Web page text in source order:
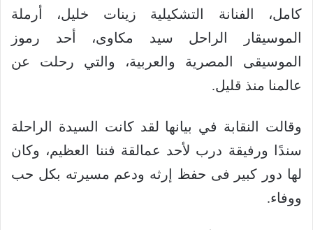
كامل، الفنانة التشكيلية زينات خليل، أرملة
الموسيقار الراحل سيد مكاوى، أحد رموز
الموسيقى المصرية والعربية، والتي رحلت عن
عالمنا منذ قليل.
وقالت النقابة في بيانها لقد كانت السيدة الراحلة
سندًا ورفيقة درب لأحد عمالقة فننا العظيم، وكان
لها دور كبير فى حفظ إرثه ودعم مسيرته بكل حب
ووفاء.